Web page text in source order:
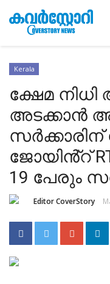
Kerala
ക്ഷേമ നിധി
അടക്കാൻ
സർക്കാരിന്
ജോയിൻ്റ്
19 പേരും
Editor CoverStory